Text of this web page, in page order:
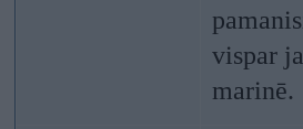
vispar
marinē.